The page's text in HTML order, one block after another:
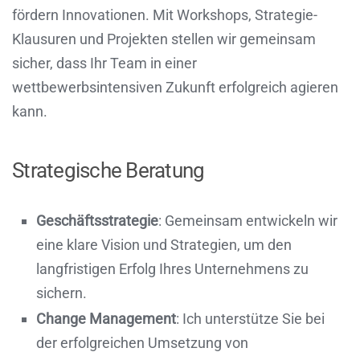
fördern Innovationen. Mit Workshops, Strategie-
Klausuren und Projekten stellen wir gemeinsam
sicher, dass Ihr Team in einer
wettbewerbsintensiven Zukunft erfolgreich agieren
kann.
Strategische Beratung
Geschäftsstrategie: Gemeinsam entwickeln wir
eine klare Vision und Strategien, um den
langfristigen Erfolg Ihres Unternehmens zu
sichern.
Change Management: Ich unterstütze Sie bei
der erfolgreichen Umsetzung von